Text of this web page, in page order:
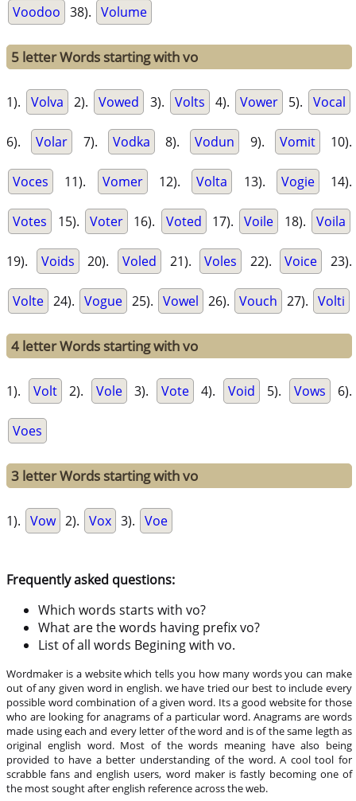
Voodoo 38). Volume
5 letter Words starting with vo
1). Volva 2). Vowed 3). Volts 4). Vower 5). Vocal
6). Volar 7). Vodka 8). Vodun 9). Vomit 10).
Voces 11). Vomer 12). Volta 13). Vogie 14).
Votes 15). Voter 16). Voted 17). Voile 18). Voila
19). Voids 20). Voled 21). Voles 22). Voice 23).
Volte 24). Vogue 25). Vowel 26). Vouch 27). Volti
4 letter Words starting with vo
1). Volt 2). Vole 3). Vote 4). Void 5). Vows 6).
Voes
3 letter Words starting with vo
1). Vow 2). Vox 3). Voe
Frequently asked questions:
Which words starts with vo?
What are the words having prefix vo?
List of all words Begining with vo.
Wordmaker is a website which tells you how many words you can make
out of any given word in english. we have tried our best to include every
possible word combination of a given word. Its a good website for those
who are looking for anagrams of a particular word. Anagrams are words
made using each and every letter of the word and is of the same legth as
original english word. Most of the words meaning have also being
provided to have a better understanding of the word. A cool tool for
scrabble fans and english users, word maker is fastly becoming one of
the most sought after english reference across the web.